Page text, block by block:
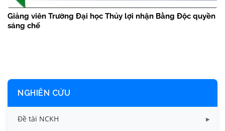
Giảng viên Trường Đại học Thủy lợi nhận Bằng Độc quyền
sáng chế
NGHIÊN CỨU
Đề tài NCKH